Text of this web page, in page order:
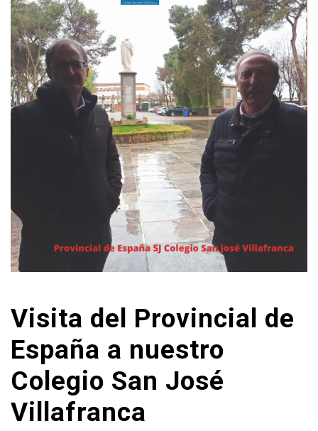
Visita del Provincial de
España a nuestro
Colegio San José
Villafranca